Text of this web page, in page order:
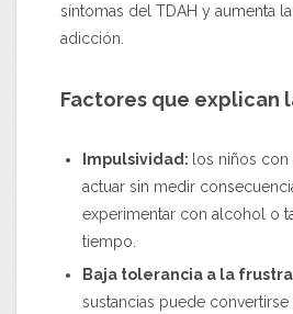
síntomas del TDAH y aumenta
adicción.
Factores que explican
Impulsividad: los niños con
actuar sin medir
experimentar con alcohol o
tiempo.
Baja tolerancia a la
sustancias puede